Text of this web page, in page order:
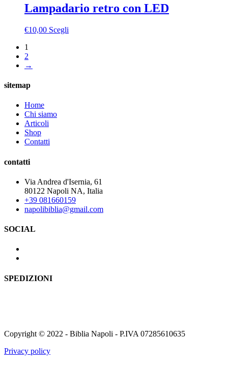
Lampadario retro con LED
€10,00 Scegli
1
2
→
sitemap
Home
Chi siamo
Articoli
Shop
Contatti
contatti
Via Andrea d'Isernia, 61
80122 Napoli NA, Italia
+39 081660159
napolibiblia@gmail.com
SOCIAL
SPEDIZIONI
Copyright © 2022 - Biblia Napoli - P.IVA 07285610635
Privacy policy